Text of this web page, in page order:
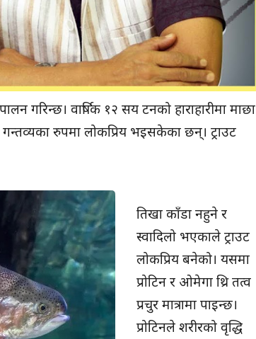
गरिन्छ। वार्षिक १२ सय टनको हाराहारीमा माछा
रुपमा लोकप्रिय भइसकेका छन्। ट्राउट
तिखा काँडा नहुने र
स्वादिलो भएकाले ट्राउट
लोकप्रिय बनेको। यसमा
प्रोटिन र ओमेगा थ्रि तत्व
प्रचुर मात्रामा पाइन्छ।
प्रोटिनले शरीरको वृद्धि